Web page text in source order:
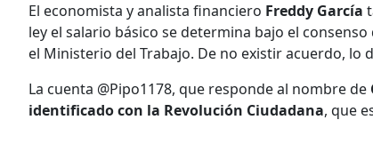
El economista y analista financiero Freddy García
ley el salario básico se determina bajo el
el Ministerio del Trabajo. De no existir acuerdo, lo
La cuenta @Pipo1178, que responde al nombre de
identificado con la Revolución Ciudadana, que